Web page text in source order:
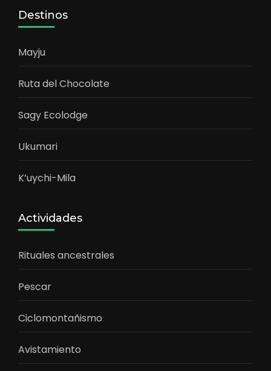
Destinos
Mayju
Ruta del Chocolate
Sagy Ecolodge
Ukumari
K’uychi-Mila
Actividades
Rituales ancestrales
Pescar
Ciclomontañismo
Avistamiento